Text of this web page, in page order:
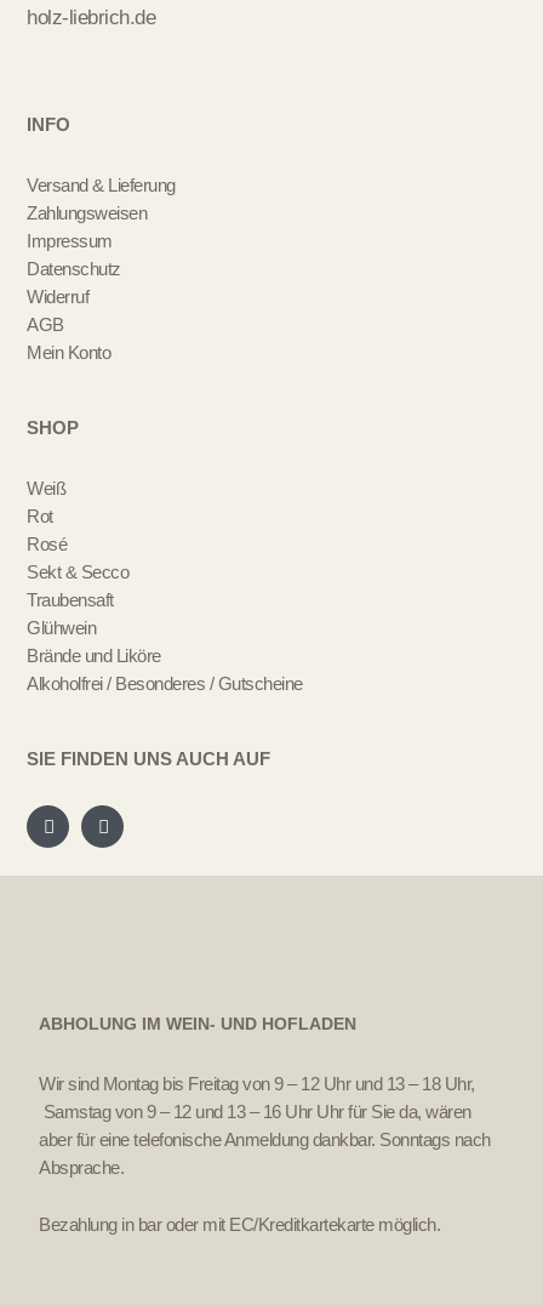
holz-liebrich.de
INFO
Versand & Lieferung
Zahlungsweisen
Impressum
Datenschutz
Widerruf
AGB
Mein Konto
SHOP
Weiß
Rot
Rosé
Sekt & Secco
Traubensaft
Glühwein
Brände und Liköre
Alkoholfrei / Besonderes / Gutscheine
SIE FINDEN UNS AUCH AUF
ABHOLUNG IM WEIN- UND HOFLADEN
Wir sind Montag bis Freitag von 9 – 12 Uhr und 13 – 18 Uhr,
Samstag von 9 – 12 und 13 – 16 Uhr Uhr für Sie da, wären
aber für eine telefonische Anmeldung dankbar. Sonntags nach
Absprache.
Bezahlung in bar oder mit EC/Kreditkartekarte möglich.